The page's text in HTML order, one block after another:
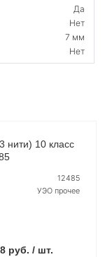
Да
Нет
7 мм
Нет
нити) 10 класс
12485
УЭО прочее
руб. / шт.